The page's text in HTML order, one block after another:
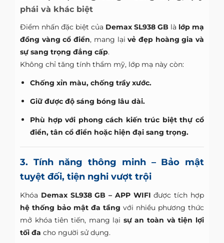
phái và khác biệt
Điểm nhấn đặc biệt của Demax SL938 GB là lớp mạ
đồng vàng cổ điển, mang lạivẻ đẹp hoàng gia và
sự sang trọng đẳng cấp.
Không chỉ tăng tính thẩm mỹ, lớp mạ này còn:
Chống xỉn màu, chống trầy xước.
Giữ được độ sáng bóng lâu dài.
Phù hợp với phong cách kiến trúc biệt thự cổ
điển, tân cổ điển hoặc hiện đại sang trọng.
3. Tính năng thông minh – Bảo mật
tuyệt đối, tiện nghi vượt trội
Khóa Demax SL938 GB – APP WIFI được tích hợp
hệ thống bảo mật đa tầng với nhiều phương thức
mở khóa tiên tiến, mang lại sự an toàn và tiện lợi
tối đa cho người sử dụng.